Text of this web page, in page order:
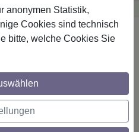
Österreichs· Sichere Zahlung
lfg. Sinux Caras 520
anonymen Statistik,
Cookies sind technisch
bitte, welche Cookies Sie